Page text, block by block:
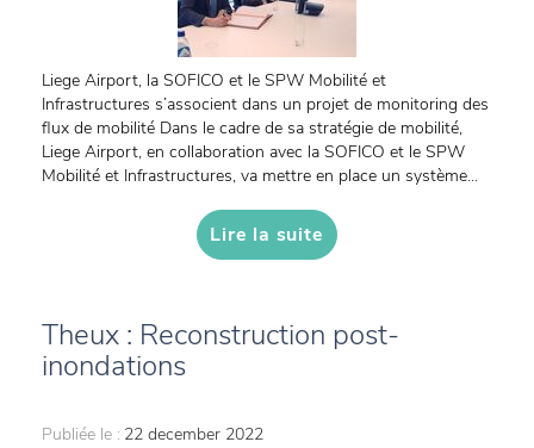
Liege Airport, la SOFICO et le SPW Mobilité et
Infrastructures s’associent dans un projet de monitoring des
flux de mobilité Dans le cadre de sa stratégie de mobilité,
Liege Airport, en collaboration avec la SOFICO et le SPW
Mobilité et Infrastructures, va mettre en place un système...
Lire la suite
Theux : Reconstruction post-
inondations
Publiée le : 22 december 2022